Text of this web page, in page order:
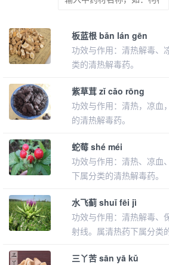
板蓝根 bǎn lán gēn
功效与作用：清热解毒、
类的清热解毒药。
紫草茸 zǐ cǎo rōng
功效与作用：清热，凉血
的清热解毒药。
蛇莓 shé méi
功效与作用：清热、凉血
下属分类的清热解毒药。
水飞蓟 shuǐ fēi jì
功效与作用：清热解毒、
射线。属清热药下属分类
三丫苦 sān yā kǔ